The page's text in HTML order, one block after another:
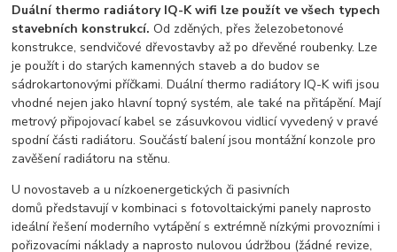
Duální thermo radiátory IQ-K wifi lze použít ve všech typech
stavebních konstrukcí. Od zděných, přes železobetonové
konstrukce, sendvičové dřevostavby až po dřevěné roubenky. Lze
je použít i do starých kamenných staveb a do budov se
sádrokartonovými příčkami. Duální thermo radiátory IQ-K wifi jsou
vhodné nejen jako hlavní topný systém, ale také na přitápění. Mají
metrový připojovací kabel se zásuvkovou vidlicí vyvedený v pravé
spodní části radiátoru. Součástí balení jsou montážní konzole pro
zavěšení radiátoru na stěnu.
U novostaveb a u nízkoenergetických či pasivních
domů představují v kombinaci s fotovoltaickými panely naprosto
ideální řešení moderního vytápění s extrémně nízkými provozními i
pořizovacími náklady a naprosto nulovou údržbou (žádné revize,